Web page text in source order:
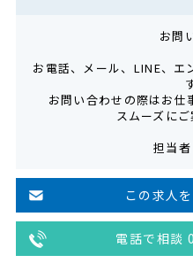
お問
お電話、メール、LINE、エ
お問い合わせの際はお
スムーズに
担当
この求人
電話で相談